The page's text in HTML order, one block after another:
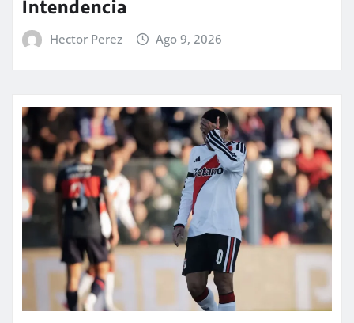
Intendencia
Hector Perez Ago 9, 2026